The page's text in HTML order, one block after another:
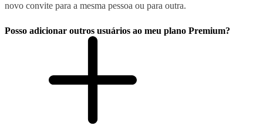
novo convite para a mesma pessoa ou para outra.
Posso adicionar outros usuários ao meu plano Premium?